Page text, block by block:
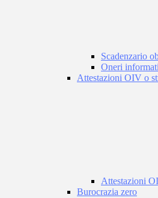
Scadenzario
Oneri
Attestazioni OIV o
Attestazioni
Burocrazia zero